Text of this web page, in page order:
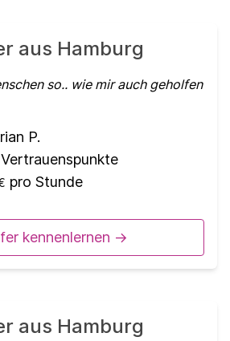
aus Hamburg
so.. wie mir auch geholfen
P.
Vertrauenspunkte
pro Stunde
kennenlernen ->
aus Hamburg